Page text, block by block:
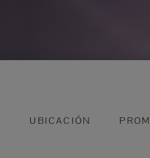
UBICACIÓN